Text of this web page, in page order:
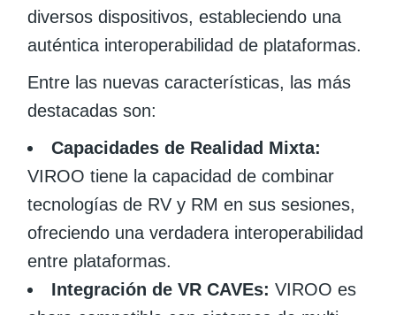
diversos dispositivos, estableciendo una
auténtica interoperabilidad de plataformas.
Entre las nuevas características, las más
destacadas son:
Capacidades de Realidad Mixta:
VIROO tiene la capacidad de combinar
tecnologías de RV y RM en sus sesiones,
ofreciendo una verdadera interoperabilidad
entre plataformas.
Integración de VR CAVEs: VIROO es